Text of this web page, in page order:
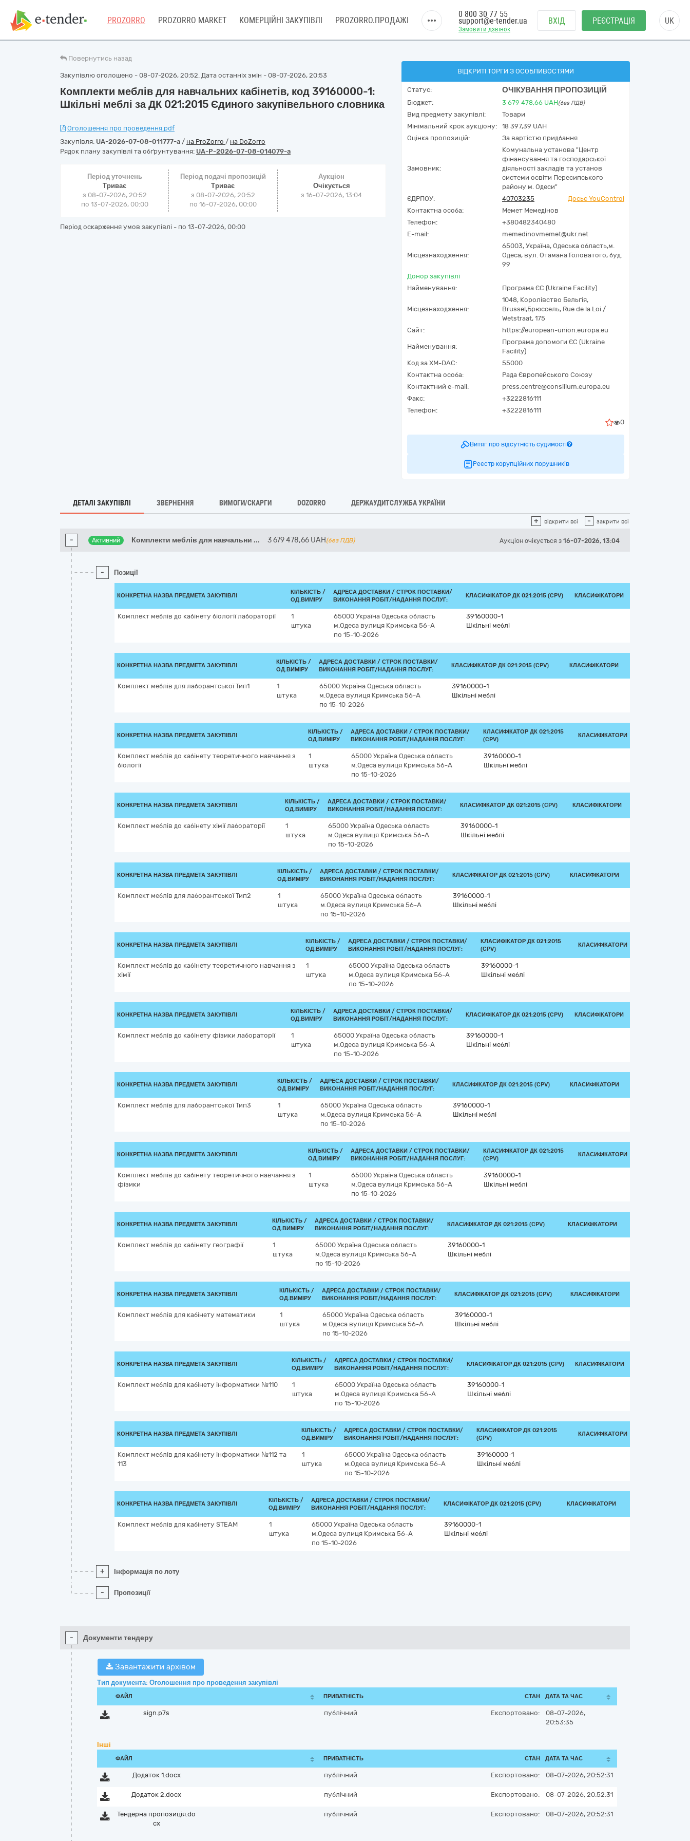
PROZORRO PROZORRO MARKET КОМЕРЦІЙНІ ЗАКУПІВЛІ PROZORRO.ПРОДАЖІ
Замовити дзвінок
0 800 30 77 55
support@e-tender.ua ВХІД РЕЄСТРАЦІЯ UK
Повернутись назад
Закупівлю оголошено - 08-07-2026, 20:52. Дата останніх змін - 08-07-2026, 20:53
Комплекти меблів для навчальних кабінетів, код 39160000-1:
Шкільні меблі за ДК 021:2015 Єдиного закупівельного словника
Оголошення про проведення.pdf
Закупівля: UA-2026-07-08-011777-a / на ProZorro / на DoZorro
Рядок плану закупівлі та обґрунтування: UA-P-2026-07-08-014079-a
Період уточнень
Триває
з 08-07-2026, 20:52
по 13-07-2026, 00:00
Період подачі пропозицій
Триває
з 08-07-2026, 20:52
по 16-07-2026, 00:00
Аукціон
Очікується
з16-07-2026, 13:04
Період оскарження умов закупівлі - по 13-07-2026, 00:00
ВІДКРИТІ ТОРГИ З ОСОБЛИВОСТЯМИ
Статус: ОЧІКУВАННЯ ПРОПОЗИЦІЙ
Бюджет: 3 679 478,66 UAH(без ПДВ)
Вид предмету закупівлі:
Товари
Мінімальний крок аукціону:
18 397,39 UAH
Оцінка пропозицій:
За вартістю придбання
Замовник:
Комунальна установа "Центр
фінансування та господарської
діяльності закладів та установ
системи освіти Пересипського
району м. Одеси"
ЄДРПОУ:
40703235
Досьє YouControl
Контактна особа:
Мемет Мемедінов
Телефон:
+380482340480
E-mail:
memedinovmemet@ukr.net
Місцезнаходження:
65003, Україна, Одеська область,м.
Одеса, вул. Отамана Головатого, буд.
99
Донор закупівлі
Найменування:
Програма ЄС (Ukraine Facility)
Місцезнаходження:
1048, Королівство Бельгія,
Brussel,Брюссель, Rue de la Loi /
Wetstraat, 175
Сайт:
https://european-union.europa.eu
Найменування:
Програма допомоги ЄС (Ukraine
Facility)
Код за XM-DAC:
55000
Контактна особа:
Рада Європейського Союзу
Контактний e-mail:
press.centre@consilium.europa.eu
Факс:
+3222816111
Телефон:
+3222816111
0
Витяг про відсутність судимості
Реєстр корупційних порушників
ДЕТАЛІ ЗАКУПІВЛІ ЗВЕРНЕННЯ ВИМОГИ/СКАРГИ DOZORRO ДЕРЖАУДИТСЛУЖБА УКРАЇНИ
+ відкрити всі - закрити всі
- Активний Комплекти меблів для навчальни ... 3 679 478,66 UAH (без ПДВ) Аукціон очікується з 16-07-2026, 13:04
- Позиції
КОНКРЕТНА НАЗВА ПРЕДМЕТА ЗАКУПІВЛІ
КІЛЬКІСТЬ /
ОД.ВИМІРУ
АДРЕСА ДОСТАВКИ / СТРОК ПОСТАВКИ/
ВИКОНАННЯ РОБІТ/НАДАННЯ ПОСЛУГ:
КЛАСИФІКАТОР ДК 021:2015 (CPV) КЛАСИФІКАТОРИ
Комплект меблів до кабінету біології лабораторії
1
штука
65000 Україна Одеська область
м.Одеса вулиця Кримська 56-А
по 15-10-2026
39160000-1
Шкільні меблі
КОНКРЕТНА НАЗВА ПРЕДМЕТА ЗАКУПІВЛІ
КІЛЬКІСТЬ /
ОД.ВИМІРУ
АДРЕСА ДОСТАВКИ / СТРОК ПОСТАВКИ/
ВИКОНАННЯ РОБІТ/НАДАННЯ ПОСЛУГ:
КЛАСИФІКАТОР ДК 021:2015 (CPV) КЛАСИФІКАТОРИ
Комплект меблів для лаборантської Тип1
1
штука
65000 Україна Одеська область
м.Одеса вулиця Кримська 56-А
по 15-10-2026
39160000-1
Шкільні меблі
КОНКРЕТНА НАЗВА ПРЕДМЕТА ЗАКУПІВЛІ
КІЛЬКІСТЬ /
ОД.ВИМІРУ
АДРЕСА ДОСТАВКИ / СТРОК ПОСТАВКИ/
ВИКОНАННЯ РОБІТ/НАДАННЯ ПОСЛУГ:
КЛАСИФІКАТОР ДК 021:2015
(CPV)
КЛАСИФІКАТОРИ
Комплект меблів до кабінету теоретичного навчання з
біології
1
штука
65000 Україна Одеська область
м.Одеса вулиця Кримська 56-А
по 15-10-2026
39160000-1
Шкільні меблі
КОНКРЕТНА НАЗВА ПРЕДМЕТА ЗАКУПІВЛІ
КІЛЬКІСТЬ /
ОД.ВИМІРУ
АДРЕСА ДОСТАВКИ / СТРОК ПОСТАВКИ/
ВИКОНАННЯ РОБІТ/НАДАННЯ ПОСЛУГ:
КЛАСИФІКАТОР ДК 021:2015 (CPV) КЛАСИФІКАТОРИ
Комплект меблів до кабінету хімії лабораторії
1
штука
65000 Україна Одеська область
м.Одеса вулиця Кримська 56-А
по 15-10-2026
39160000-1
Шкільні меблі
КОНКРЕТНА НАЗВА ПРЕДМЕТА ЗАКУПІВЛІ
КІЛЬКІСТЬ /
ОД.ВИМІРУ
АДРЕСА ДОСТАВКИ / СТРОК ПОСТАВКИ/
ВИКОНАННЯ РОБІТ/НАДАННЯ ПОСЛУГ:
КЛАСИФІКАТОР ДК 021:2015 (CPV) КЛАСИФІКАТОРИ
Комплект меблів для лаборантської Тип2
1
штука
65000 Україна Одеська область
м.Одеса вулиця Кримська 56-А
по 15-10-2026
39160000-1
Шкільні меблі
КОНКРЕТНА НАЗВА ПРЕДМЕТА ЗАКУПІВЛІ
КІЛЬКІСТЬ /
ОД.ВИМІРУ
АДРЕСА ДОСТАВКИ / СТРОК ПОСТАВКИ/
ВИКОНАННЯ РОБІТ/НАДАННЯ ПОСЛУГ:
КЛАСИФІКАТОР ДК 021:2015
(CPV)
КЛАСИФІКАТОРИ
Комплект меблів до кабінету теоретичного навчання з
хімії
1
штука
65000 Україна Одеська область
м.Одеса вулиця Кримська 56-А
по 15-10-2026
39160000-1
Шкільні меблі
КОНКРЕТНА НАЗВА ПРЕДМЕТА ЗАКУПІВЛІ
КІЛЬКІСТЬ /
ОД.ВИМІРУ
АДРЕСА ДОСТАВКИ / СТРОК ПОСТАВКИ/
ВИКОНАННЯ РОБІТ/НАДАННЯ ПОСЛУГ:
КЛАСИФІКАТОР ДК 021:2015 (CPV) КЛАСИФІКАТОРИ
Комплект меблів до кабінету фізики лабораторії
1
штука
65000 Україна Одеська область
м.Одеса вулиця Кримська 56-А
по 15-10-2026
39160000-1
Шкільні меблі
КОНКРЕТНА НАЗВА ПРЕДМЕТА ЗАКУПІВЛІ
КІЛЬКІСТЬ /
ОД.ВИМІРУ
АДРЕСА ДОСТАВКИ / СТРОК ПОСТАВКИ/
ВИКОНАННЯ РОБІТ/НАДАННЯ ПОСЛУГ:
КЛАСИФІКАТОР ДК 021:2015 (CPV) КЛАСИФІКАТОРИ
Комплект меблів для лаборантської Тип3
1
штука
65000 Україна Одеська область
м.Одеса вулиця Кримська 56-А
по 15-10-2026
39160000-1
Шкільні меблі
КОНКРЕТНА НАЗВА ПРЕДМЕТА ЗАКУПІВЛІ
КІЛЬКІСТЬ /
ОД.ВИМІРУ
АДРЕСА ДОСТАВКИ / СТРОК ПОСТАВКИ/
ВИКОНАННЯ РОБІТ/НАДАННЯ ПОСЛУГ:
КЛАСИФІКАТОР ДК 021:2015
(CPV)
КЛАСИФІКАТОРИ
Комплект меблів до кабінету теоретичного навчання з
фізики
1
штука
65000 Україна Одеська область
м.Одеса вулиця Кримська 56-А
по 15-10-2026
39160000-1
Шкільні меблі
КОНКРЕТНА НАЗВА ПРЕДМЕТА ЗАКУПІВЛІ
КІЛЬКІСТЬ /
ОД.ВИМІРУ
АДРЕСА ДОСТАВКИ / СТРОК ПОСТАВКИ/
ВИКОНАННЯ РОБІТ/НАДАННЯ ПОСЛУГ:
КЛАСИФІКАТОР ДК 021:2015 (CPV) КЛАСИФІКАТОРИ
Комплект меблів до кабінету географії
1
штука
65000 Україна Одеська область
м.Одеса вулиця Кримська 56-А
по 15-10-2026
39160000-1
Шкільні меблі
КОНКРЕТНА НАЗВА ПРЕДМЕТА ЗАКУПІВЛІ
КІЛЬКІСТЬ /
ОД.ВИМІРУ
АДРЕСА ДОСТАВКИ / СТРОК ПОСТАВКИ/
ВИКОНАННЯ РОБІТ/НАДАННЯ ПОСЛУГ:
КЛАСИФІКАТОР ДК 021:2015 (CPV) КЛАСИФІКАТОРИ
Комплект меблів для кабінету математики
1
штука
65000 Україна Одеська область
м.Одеса вулиця Кримська 56-А
по 15-10-2026
39160000-1
Шкільні меблі
КОНКРЕТНА НАЗВА ПРЕДМЕТА ЗАКУПІВЛІ
КІЛЬКІСТЬ /
ОД.ВИМІРУ
АДРЕСА ДОСТАВКИ / СТРОК ПОСТАВКИ/
ВИКОНАННЯ РОБІТ/НАДАННЯ ПОСЛУГ:
КЛАСИФІКАТОР ДК 021:2015 (CPV) КЛАСИФІКАТОРИ
Комплект меблів для кабінету інформатики №110
1
штука
65000 Україна Одеська область
м.Одеса вулиця Кримська 56-А
по 15-10-2026
39160000-1
Шкільні меблі
КОНКРЕТНА НАЗВА ПРЕДМЕТА ЗАКУПІВЛІ
КІЛЬКІСТЬ /
ОД.ВИМІРУ
АДРЕСА ДОСТАВКИ / СТРОК ПОСТАВКИ/
ВИКОНАННЯ РОБІТ/НАДАННЯ ПОСЛУГ:
КЛАСИФІКАТОР ДК 021:2015
(CPV)
КЛАСИФІКАТОРИ
Комплект меблів для кабінету інформатики №112 та
113
1
штука
65000 Україна Одеська область
м.Одеса вулиця Кримська 56-А
по 15-10-2026
39160000-1
Шкільні меблі
КОНКРЕТНА НАЗВА ПРЕДМЕТА ЗАКУПІВЛІ
КІЛЬКІСТЬ /
ОД.ВИМІРУ
АДРЕСА ДОСТАВКИ / СТРОК ПОСТАВКИ/
ВИКОНАННЯ РОБІТ/НАДАННЯ ПОСЛУГ:
КЛАСИФІКАТОР ДК 021:2015 (CPV) КЛАСИФІКАТОРИ
Комплект меблів для кабінету STEAM
1
штука
65000 Україна Одеська область
м.Одеса вулиця Кримська 56-А
по 15-10-2026
39160000-1
Шкільні меблі
+ Інформація по лоту
- Пропозиції
- Документи тендеру
Завантажити архівом
Тип документа: Оголошення про проведення закупівлі
ФАЙЛ ПРИВАТНІСТЬ СТАН ДАТА ТА ЧАС
sign.p7s публічний Експортовано:
08-07-2026,
20:53:35
Інші
ФАЙЛ ПРИВАТНІСТЬ СТАН ДАТА ТА ЧАС
Додаток 1.docx публічний Експортовано: 08-07-2026, 20:52:31
Додаток 2.docx публічний Експортовано: 08-07-2026, 20:52:31
Тендерна пропозиція.do
cx
публічний Експортовано: 08-07-2026, 20:52:31